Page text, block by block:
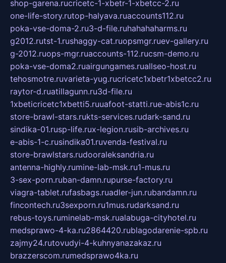
shop-garena.rucricetc-1-xbetr-1-xbetcc-2.ru
one-life-story.rutop-halyava.ruaccounts112.ru
poka-vse-doma-2.ru3-d-file.ruhahahaharms.ru
g2012.rutst-1.rushaggy-cat.ruopsmgr.ruev-gallery.ru
g-2012.ruops-mgr.ruaccounts-112.rucsm-demo.ru
poka-vse-doma2.ruairgungames.ruallseo-host.ru
tehosmotre.ruvarieta-yug.rucricetc1xbetr1xbetcc2.ru
raytor-d.ruatillagunn.ru3d-file.ru
1xbeticricetc1xbetti5.ruuafoot-statti.rue-abis1c.ru
store-brawl-stars.rukts-services.rudark-sand.ru
sindika-01.rusp-life.rux-legion.rusib-archives.ru
e-abis-1-c.rusindika01.ruvenda-festival.ru
store-brawlstars.rudooraleksandria.ru
antenna-highly.rumine-lab-msk.ru1-mus.ru
3-sex-porn.ruban-damn.rupurse-factory.ru
viagra-tablet.rufasbags.ruadler-jun.rubandamn.ru
fincontech.ru3sexporn.ru1mus.rudarksand.ru
rebus-toys.ruminelab-msk.rualabuga-cityhotel.ru
medsprawo-4-ka.ru2864420.rublagodarenie-spb.ru
zajmy24.rutovudyi-4-kuhnyanazakaz.ru
brazzerscom.rumedsprawo4ka.ru